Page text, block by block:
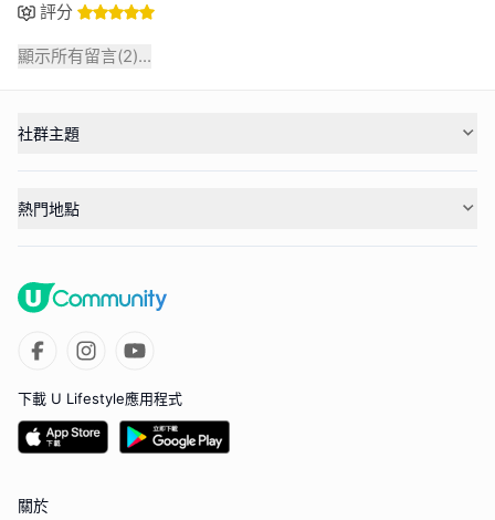
評分
顯示所有留言(2)...
社群主題
熱門地點
下載 U Lifestyle應用程式
關於